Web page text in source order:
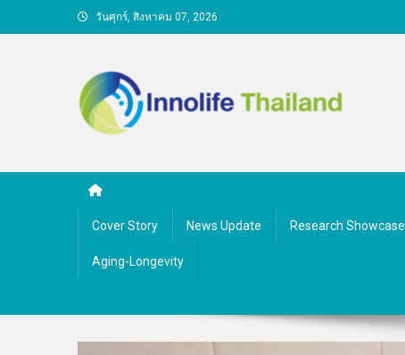
to
วันศุกร์, สิงหาคม 07, 2026
Cover Story News Update Research Showcase
Aging-Longevity